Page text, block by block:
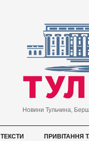
Новини Тульчина,
ТЕКСТИ ПРИВІТАННЯ